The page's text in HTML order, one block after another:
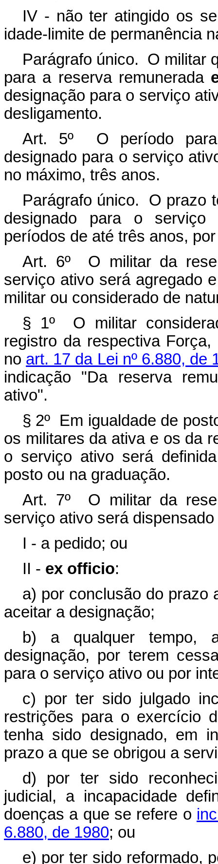
IV - não ter atingido os
idade-limite de permanência
Parágrafo único. O militar
para a reserva remunerada
designação para o serviço
desligamento.
Art. 5º O período para
designado para o serviço
no máximo, três anos.
Parágrafo único. O prazo
designado para o
períodos de até três anos,
Art. 6º O militar da
serviço ativo será agregado
militar ou considerado de
§ 1º O militar
registro da respectiva
no art. 17 da Lei nº 6.880, de
indicação "Da reserva
ativo".
§ 2º Em igualdade de
os militares da ativa e os da
o serviço ativo será
posto ou na graduação.
Art. 7º O militar da
serviço ativo será
I - a pedido; ou
II - ex officio:
a) por conclusão do prazo
aceitar a designação;
b) a qualquer tempo,
designação, por terem
para o serviço ativo ou por
c) por ter sido julgado
restrições para o exercício
tenha sido designado, em
prazo a que se obrigou a
d) por ter sido
judicial, a incapacidade
doenças a que se refere o
6.880, de 1980; ou
e) por ter sido reformado,